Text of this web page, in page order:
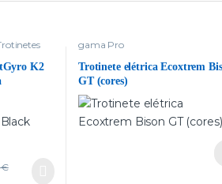
K2
€
gama Pro
Trotinete elétrica Ecoxtrem
GT (cores)